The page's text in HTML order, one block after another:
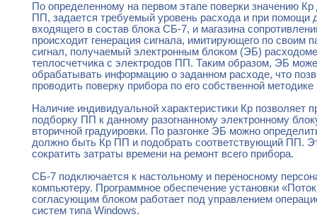
По определенному на первом этапе поверки значению Кр
ПП, задается требуемый уровень расхода и при помощи
входящего в состав блока СБ-7, и магазина
происходит генерация сигнала, имитирующего по своим
сигнал, получаемый электронным блоком (ЭБ)
теплосчетчика с электродов ПП. Таким образом, ЭБ
обрабатывать информацию о заданном расходе, что
проводить поверку прибора по его собственной методике
Наличие индивидуальной характеристики Кр позволяет
подборку ПП к данному разогнанному электронному
вторичной градуировки. По разгонке ЭБ можно
должно быть Кр ПП и подобрать соответствующий ПП.
сократить затраты времени на ремонт всего прибора.
СБ-7 подключается к настольному и переносному
компьютеру. Программное обеспечение установки
согласующим блоком работает под управлением
систем типа Windows.